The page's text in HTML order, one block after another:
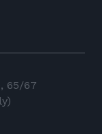
65/67